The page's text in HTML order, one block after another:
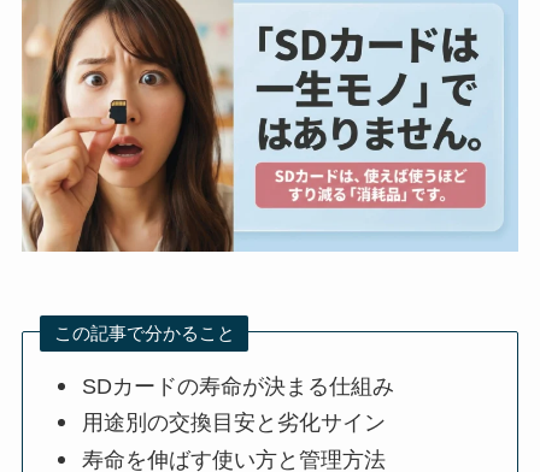
この記事で分かること
SDカードの寿命が決まる仕組み
用途別の交換目安と劣化サイン
寿命を伸ばす使い方と管理方法